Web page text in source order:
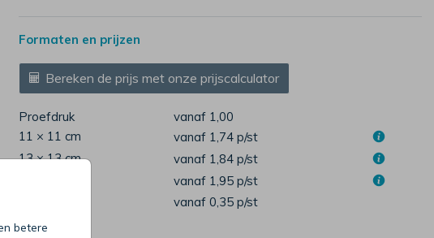
betere
Formaten en prijzen
Bereken de prijs met onze prijscalculator
Proefdruk
vanaf 1,00
11 × 11 cm
vanaf 1,74 p/st
13 × 13 cm
vanaf 1,84 p/st
vanaf 1,95 p/st
vanaf 0,35 p/st